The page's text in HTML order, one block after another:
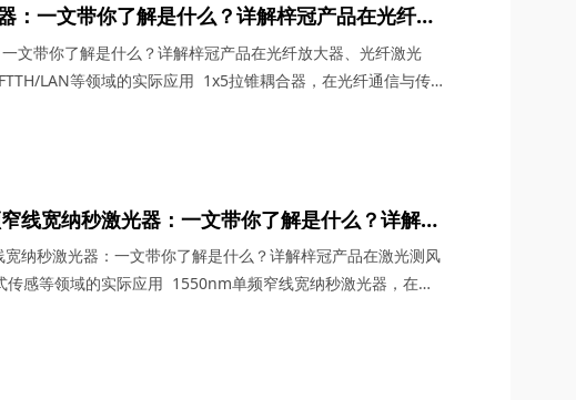
：一文带你了解是什么？详解梓冠产品在光纤放
器、CATV系统、FTTH/LAN等领域的实际应用
文带你了解是什么？详解梓冠产品在光纤放大器、光纤激光
LAN等领域的实际应用 1x5拉锥耦合器，在光纤通信与传
今天，凭借其独特的设计、卓越的性能以及广泛的应用场景，成
不可或缺的关键组件。今天，四川梓冠光电将从产品定义、工
线宽纳秒激光器：一文带你了解是什么？详解梓
风雷达、光纤分布式传感等领域的实际应用
纳秒激光器：一文带你了解是什么？详解梓冠产品在激光测风
传感等领域的实际应用 1550nm单频窄线宽纳秒激光器，在激
中，犹如一颗璀璨的明星，以其独特的光学特性和广泛的应用领
与工业界的目光。四川梓冠光电作为该领域的高新技术企业，